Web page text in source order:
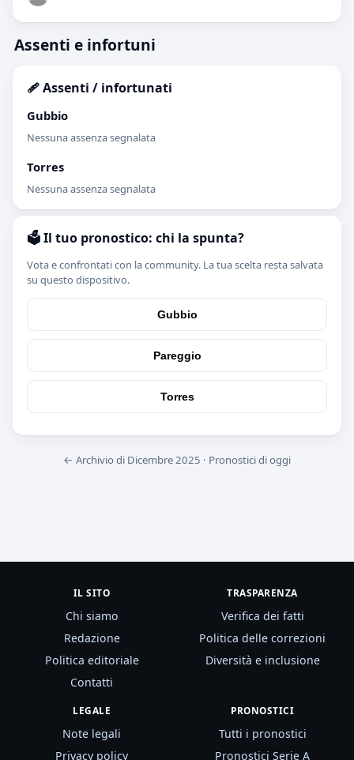
Assenti e infortuni
🩹 Assenti / infortunati
Gubbio
Nessuna assenza segnalata
Torres
Nessuna assenza segnalata
🗳️ Il tuo pronostico: chi la spunta?
Vota e confrontati con la community. La tua scelta resta salvata
su questo dispositivo.
Gubbio
Pareggio
Torres
← Archivio di Dicembre 2025 · Pronostici di oggi
IL SITO
Chi siamo
Redazione
Politica editoriale
Contatti
TRASPARENZA
Verifica dei fatti
Politica delle correzioni
Diversità e inclusione
LEGALE
Note legali
Privacy policy
PRONOSTICI
Tutti i pronostici
Pronostici Serie A